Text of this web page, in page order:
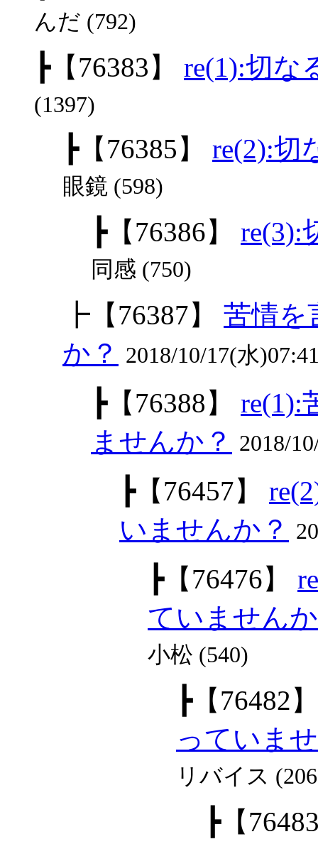
んだ (792)
┣【76383】 re(1):切な
(1397)
┣【76385】 re(2):切
眼鏡 (598)
┣【76386】 re(3):
同感 (750)
┣ 【76387】
苦情を
か？ 2018/10/17(水
┣【76388】
re(1):
ませんか？ 2018/
┣【76457】
いませんか？
┣【76476】
ていません
小松 (540)
┣【76482】
っていま
リバイス
┣【